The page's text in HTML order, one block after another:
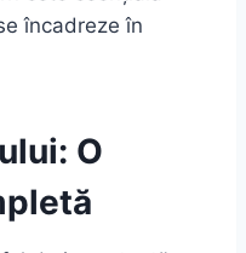
încadreze în
O